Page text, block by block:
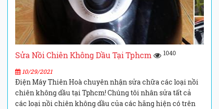
Sửa Nồi Chiên Không Dầu Tại Tphcm 1040
10/29/2021
Điện Máy Thiên Hoà chuyên nhận sửa chữa các loại nồi
chiên không dầu tại Tphcm! Chúng tôi nhân sửa tất cả
các loại nồi chiên không dầu của các hãng hiện có trên